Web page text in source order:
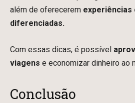
além de oferecerem experiências
diferenciadas.
Com essas dicas, é possível
viagens e economizar dinheiro ao
Conclusão